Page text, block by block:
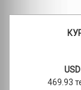
USD
469.93